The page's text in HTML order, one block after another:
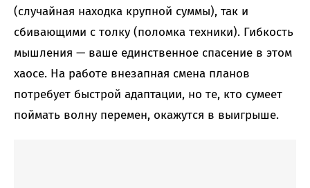
(случайная находка крупной суммы), так и
сбивающими с толку (поломка техники). Гибкость
мышления — ваше единственное спасение в этом
хаосе. На работе внезапная смена планов
потребует быстрой адаптации, но те, кто сумеет
поймать волну перемен, окажутся в выигрыше.